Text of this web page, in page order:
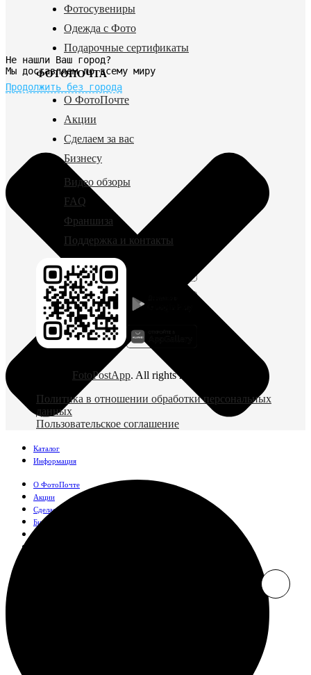
Не нашли Ваш город?
Мы доставляем по всему миру
Продолжить без города
Фотосувениры
Одежда с Фото
Подарочные сертификаты
ФОТОПОЧТА
О ФотоПочте
Акции
Сделаем за вас
Бизнесу
Видео обзоры
FAQ
Франшиза
Поддержка и контакты
FotoPostApp. All rights reserved
Политика в отношении обработки персональных
данных
Пользовательское соглашение
Каталог
Информация
О ФотоПочте
Акции
Сделаем за вас
Бизнесу